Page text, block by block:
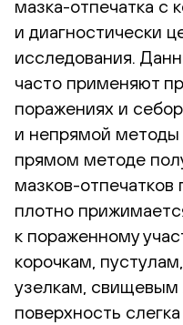
мазка-отпечатка с
и диагностически
исследования.
часто применяют
поражениях и
и непрямой методы
прямом методе
мазков-отпечатков
плотно
к пораженному
корочкам,
узелкам,
поверхность